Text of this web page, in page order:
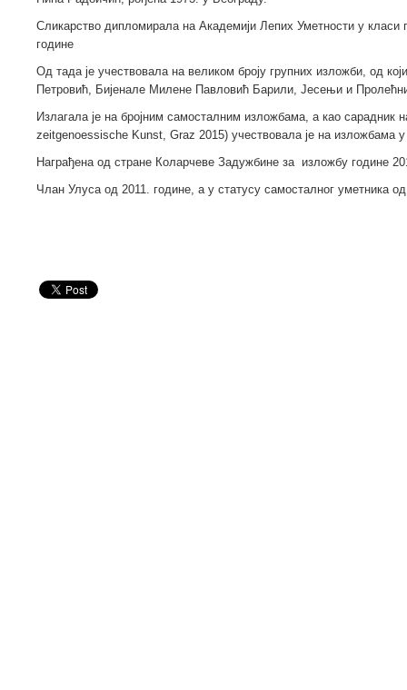
Сликарство дипломирала на Академији Лепих Уметности у
године
Од тада је учествовала на великом броју групних изложби, од
Петровић, Бијенале Милене Павловић Барили, Јесењи и
Излагала је на бројним самосталним изложбама, а као сарадник
zeitgenoessische Kunst, Graz 2015) учествовала је на изложбама
Награђена од стране Коларчеве Задужбине за изложбу године
Члан Улуса од 2011. године, а у статусу самосталног уметника